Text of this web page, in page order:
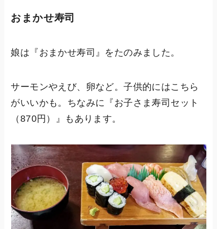
おまかせ寿司
娘は『おまかせ寿司』をたのみました。
サーモンやえび、卵など。子供的にはこちら
がいいかも。ちなみに『お子さま寿司セット
（870円）』もあります。